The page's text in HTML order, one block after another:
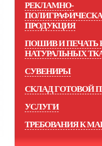
РЕКЛАМНО-
ПРОДУКЦИЯ
ПОШИВ И ПЕЧАТЬ
НАТУРАЛЬНЫХ
СУВЕНИРЫ
СКЛАД ГОТОВОЙ
УСЛУГИ
ТРЕБОВАНИЯ К